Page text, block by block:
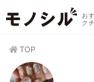
お
ク
TOP